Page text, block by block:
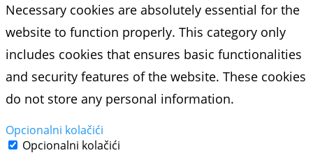
Necessary cookies are absolutely essential for the
website to function properly. This category only
includes cookies that ensures basic functionalities
and security features of the website. These cookies
do not store any personal information.
Opcionalni kolačići
Opcionalni kolačići